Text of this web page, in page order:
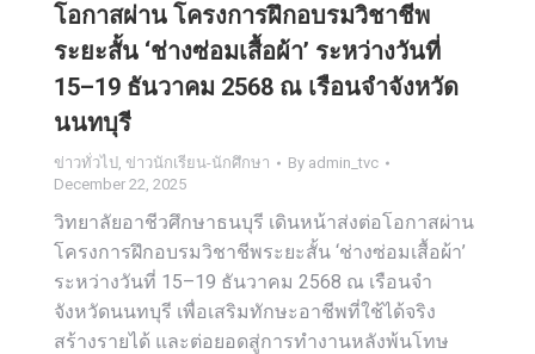
โอกาสผ่าน โครงการฝึกอบรมวิชาชีพ
ระยะสั้น ‘ช่างซ่อมเสื้อผ้า’ ระหว่างวันที่
15–19 ธันวาคม 2568 ณ เรือนจำจังหวัด
นนทบุรี
ข่าวทั่วไป, ข่าวนักเรียน-นักศึกษา By admin_tvc
December 22, 2025
วิทยาลัยอาชีวศึกษาธนบุรี เดินหน้าส่งต่อโอกาสผ่าน
โครงการฝึกอบรมวิชาชีพระยะสั้น ‘ช่างซ่อมเสื้อผ้า’
ระหว่างวันที่ 15–19 ธันวาคม 2568 ณ เรือนจำ
จังหวัดนนทบุรี เพื่อเสริมทักษะอาชีพที่ใช้ได้จริง
สร้างรายได้ และต่อยอดสู่การทำงานหลังพ้นโทษ